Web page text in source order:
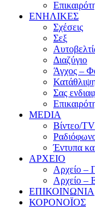
ΕΝΗΛΙΚΕΣ
Σχέσεις
Σεξ
Διαζύγιο
Άγχος –
Σας
MEDIA
Βίντεο/TV
Έντυπα
ΑΡΧΕΙΟ
Αρχείο –
Αρχείο –
ΕΠΙΚΟΙΝΩΝΙΑ
ΚΟΡΟΝΟΪΟΣ